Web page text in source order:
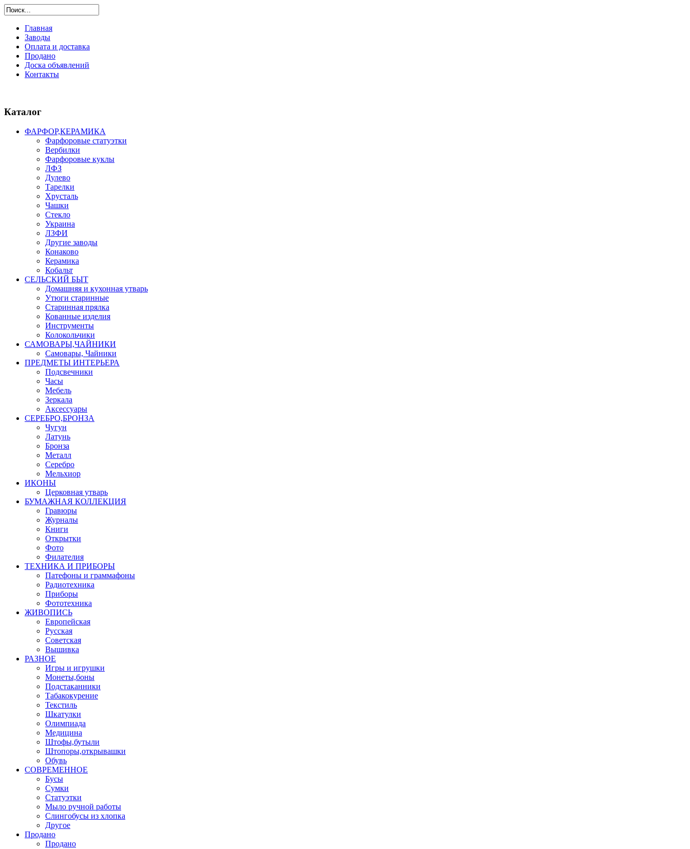
Главная
Заводы
Оплата и доставка
Продано
Доска объявлений
Контакты
Каталог
ФАРФОР,КЕРАМИКА
Фарфоровые статуэтки
Вербилки
Фарфоровые куклы
ЛФЗ
Дулево
Тарелки
Хрусталь
Чашки
Стекло
Украина
ЛЗФИ
Другие заводы
Конаково
Керамика
Кобальт
СЕЛЬСКИЙ БЫТ
Домашняя и кухонная утварь
Утюги старинные
Старинная прялка
Кованные изделия
Инструменты
Колокольчики
САМОВАРЫ,ЧАЙНИКИ
Самовары, Чайники
ПРЕДМЕТЫ ИНТЕРЬЕРА
Подсвечники
Часы
Мебель
Зеркала
Аксессуары
СЕРЕБРО,БРОНЗА
Чугун
Латунь
Бронза
Металл
Серебро
Мельхиор
ИКОНЫ
Церковная утварь
БУМАЖНАЯ КОЛЛЕКЦИЯ
Гравюры
Журналы
Книги
Открытки
Фото
Филателия
ТЕХНИКА И ПРИБОРЫ
Патефоны и граммафоны
Радиотехника
Приборы
Фототехника
ЖИВОПИСЬ
Европейская
Русская
Советская
Вышивка
РАЗНОЕ
Игры и игрушки
Монеты,боны
Подстаканники
Табакокурение
Текстиль
Шкатулки
Олимпиада
Медицина
Штофы,бутыли
Штопоры,открывашки
Обувь
СОВРЕМЕННОЕ
Бусы
Сумки
Статуэтки
Мыло ручной работы
Слингобусы из хлопка
Другое
Продано
Продано